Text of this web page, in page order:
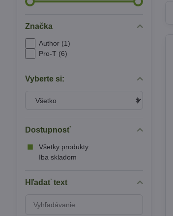
Značka
Author (1)
Pro-T (6)
Vyberte si:
Dostupnosť
Všetky produkty
Iba skladom
Hľadať text
výsledky